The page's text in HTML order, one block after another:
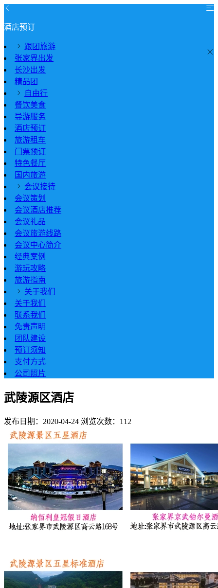
酒店预订
跟团旅游
张家界出发
长沙出发
精品团
自由行
餐饮美食
导游服务
酒店预订
旅游租车
门票预订
特色餐厅
国内旅游
会议接待
会议策划
会议酒店推荐
会议礼品
会议旅游线路
会议中心简介
经典案例
游玩攻略
旅游指南
关于我们
关于我们
联系我们
免责声明
团队建设
预订须知
支付方式
公司照片
武陵源区酒店
发布日期：2020-04-24 浏览次数：112